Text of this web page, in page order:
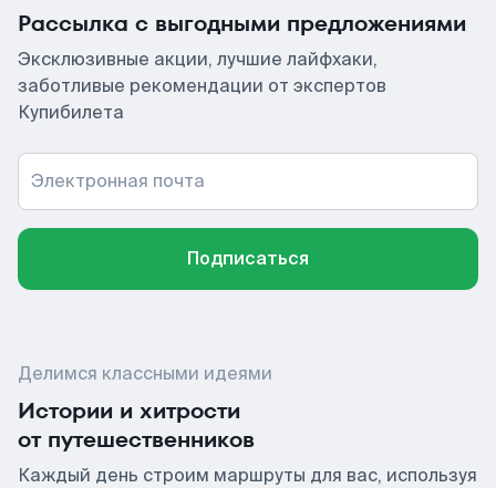
Рассылка с выгодными предложениями
Эксклюзивные акции, лучшие лайфхаки,
заботливые рекомендации от экспертов
Купибилета
Электронная почта
Подписаться
Делимся классными идеями
Истории и хитрости
от путешественников
Каждый день строим маршруты для вас, используя